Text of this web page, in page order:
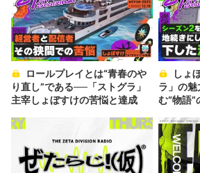
り直し”である──「ストグラ」
主宰しょぼすけの苦悩と達成
ラ」の
む“物語”